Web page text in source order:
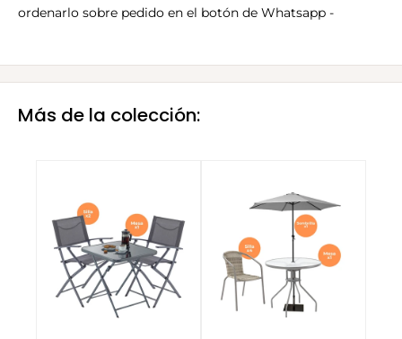
ordenarlo sobre pedido en el botón de Whatsapp -
Más de la colección: